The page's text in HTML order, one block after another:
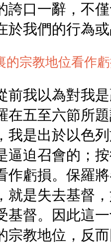
誇口一辭，不
我們的行為或
宗教地位看作
前我以為對我
在五至六節所
我是出於以色
逼迫召會的；
作虧損。保羅
就是失去基督
基督。因此這
教地位，反而